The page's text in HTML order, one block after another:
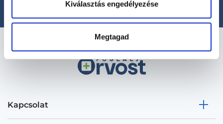
Kiválasztás engedélyezése
Megtagad
Kapcsolat